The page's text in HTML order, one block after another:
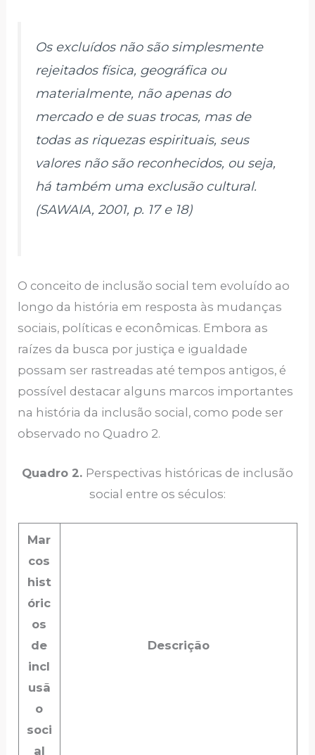
Os excluídos não são simplesmente
rejeitados física, geográfica ou
materialmente, não apenas do
mercado e de suas trocas, mas de
todas as riquezas espirituais, seus
valores não são reconhecidos, ou seja,
há também uma exclusão cultural.
(SAWAIA, 2001, p. 17 e 18)
O conceito de inclusão social tem evoluído ao
longo da história em resposta às mudanças
sociais, políticas e econômicas. Embora as
raízes da busca por justiça e igualdade
possam ser rastreadas até tempos antigos, é
possível destacar alguns marcos importantes
na história da inclusão social, como pode ser
observado no Quadro 2.
Quadro 2. Perspectivas históricas de inclusão
social entre os séculos:
Mar
cos
hist
óric
os
de
incl
usã
o
soci
al
Descrição